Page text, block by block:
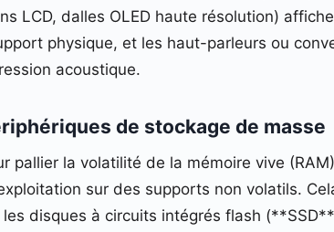
LCD, dalles OLED haute résolution)
physique, et les haut-parleurs ou
acoustique.
de stockage de masse
pallier la volatilité de la mémoire vive
sur des supports non volatils.
les disques à circuits intégrés flash